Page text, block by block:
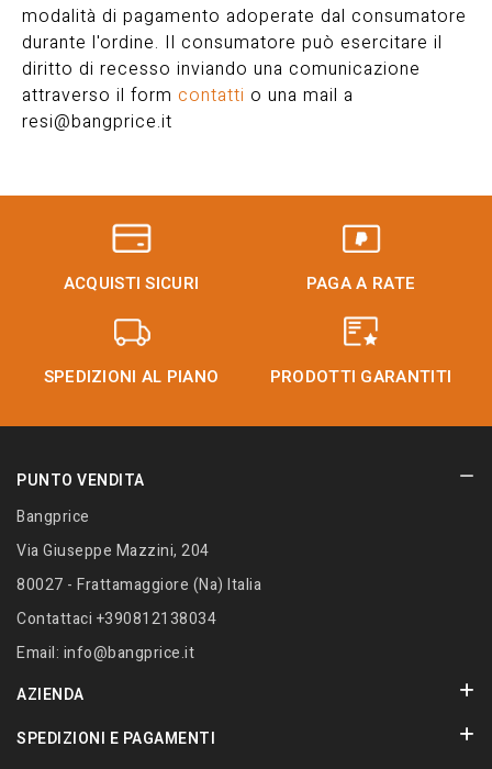
modalità di pagamento adoperate dal consumatore
durante l'ordine. Il consumatore può esercitare il
diritto di recesso inviando una comunicazione
attraverso il form contatti o una mail a
resi@bangprice.it
ACQUISTI SICURI PAGA A RATE
SPEDIZIONI AL PIANO PRODOTTI GARANTITI
PUNTO VENDITA
Bangprice
Via Giuseppe Mazzini, 204
80027 - Frattamaggiore (Na) Italia
Contattaci +390812138034
Email: info@bangprice.it
AZIENDA
SPEDIZIONI E PAGAMENTI